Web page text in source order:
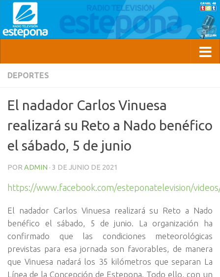
DEPORTES
El nadador Carlos Vinuesa
realizará su Reto a Nado benéfico
el sábado, 5 de junio
POR ADMIN · 3 DE JUNIO DE 2021
https://www.facebook.com/esteponatelevision/
El nadador Carlos Vinuesa realizará su Reto a Nado
benéfico el sábado, 5 de junio. La organización ha
confirmado que las condiciones meteorológicas
previstas para esa jornada son favorables, de manera
que Vinuesa nadará los 35 kilómetros que separan La
Línea de la Concepción de Estepona. Todo ello, con un